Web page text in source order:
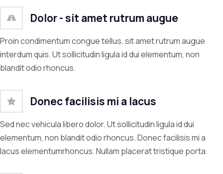
Dolor - sit amet rutrum augue
Proin condimentum congue tellus, sit amet rutrum augue
interdum quis. Ut sollicitudin ligula id dui elementum, non
blandit odio rhoncus.
Donec facilisis mi a lacus
Sed nec vehicula libero dolor. Ut sollicitudin ligula id dui
elementum, non blandit odio rhoncus. Donec facilisis mi a
lacus elementumrhoncus. Nullam placerat tristique porta.